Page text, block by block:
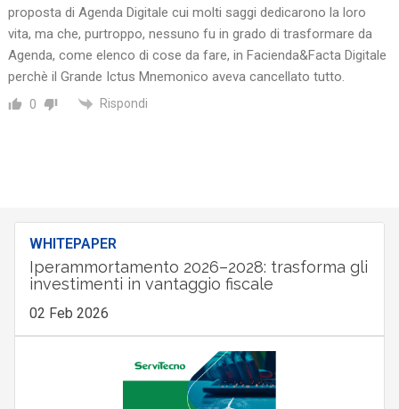
proposta di Agenda Digitale cui molti saggi dedicarono la loro
vita, ma che, purtroppo, nessuno fu in grado di trasformare da
Agenda, come elenco di cose da fare, in Facienda&Facta Digitale
perchè il Grande Ictus Mnemonico aveva cancellato tutto.
0 Rispondi
WHITEPAPER
Iperammortamento 2026–2028: trasforma gli
investimenti in vantaggio fiscale
02 Feb 2026